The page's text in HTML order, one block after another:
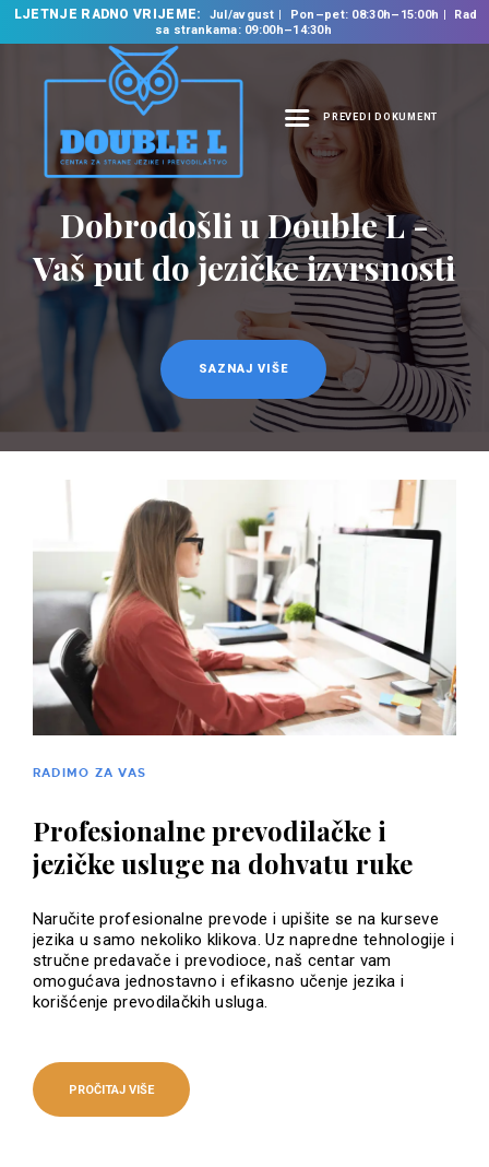
LJETNJE RADNO VRIJEME: Jul/avgust Pon–pet: 08:30h–15:00h
Rad
sa strankama: 09:00h–14:30h
PREVEDI DOKUMENT
NASLOVNA
O NAMA
NAŠE USLUGE
ŠKOLA STRANIH
JEZIKA
PREVODILAČKI BIRO
KURSEVI
NOVOSTI
KONTAKT
Prevodilačke usluge
na 35 jezika
SAZNAJ VIŠE
RADIMO ZA VAS
Profesionalne prevodilačke i
jezičke usluge na dohvatu ruke
Naručite profesionalne prevode i upišite se na kurseve
jezika u samo nekoliko klikova. Uz napredne tehnologije i
stručne predavače i prevodioce, naš centar vam
omogućava jednostavno i efikasno učenje jezika i
korišćenje prevodilačkih usluga.
PROČITAJ VIŠE